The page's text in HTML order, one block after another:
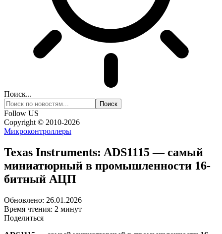
Поиск...
Follow US
Copyright © 2010-2026
Микроконтроллеры
Texas Instruments: ADS1115 — самый
миниатюрный в промышленности 16-
битный АЦП
Обновлено: 26.01.2026
Время чтения: 2 минут
Поделиться